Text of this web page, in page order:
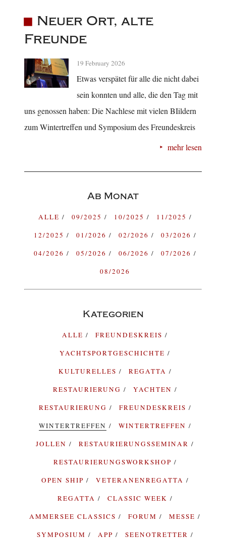
Neuer Ort, alte
Freunde
19 February 2026
Etwas verspätet für alle die nicht dabei
sein konnten und alle, die den Tag mit
uns genossen haben: Die Nachlese mit vielen BIildern
zum Wintertreffen und Symposium des Freundeskreis
mehr lesen
Ab Monat
ALLE 09/2025 10/2025
11/2025
12/2025
01/2026 02/2026
03/2026
04/2026
05/2026 06/2026
07/2026
08/2026
Kategorien
ALLE
FREUNDESKREIS
YACHTSPORTGESCHICHTE
KULTURELLES
REGATTA
RESTAURIERUNG
YACHTEN
RESTAURIERUNG
FREUNDESKREIS
WINTERTREFFEN
WINTERTREFFEN
JOLLEN
RESTAURIERUNGSSEMINAR
RESTAURIERUNGSWORKSHOP
OPEN SHIP
VETERANENREGATTA
REGATTA
CLASSIC WEEK
AMMERSEE CLASSICS
FORUM
MESSE
SYMPOSIUM
APP SEENOTRETTER